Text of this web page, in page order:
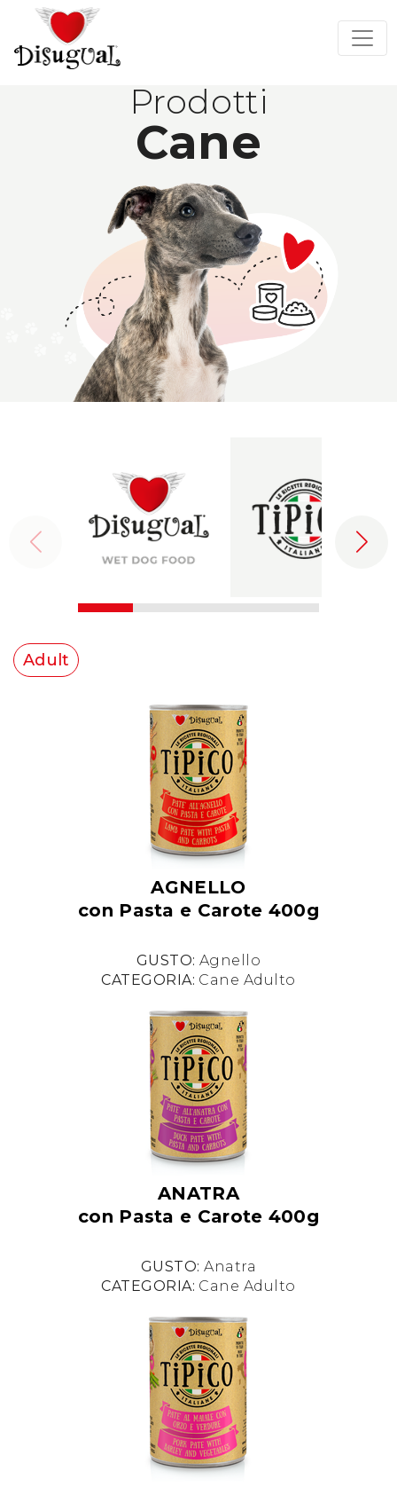
Prodotti
Cane
Adult
AGNELLO
con Pasta e Carote 400g
GUSTO: Agnello
CATEGORIA: Cane Adulto
ANATRA
con Pasta e Carote 400g
GUSTO:Anatra
CATEGORIA: Cane Adulto